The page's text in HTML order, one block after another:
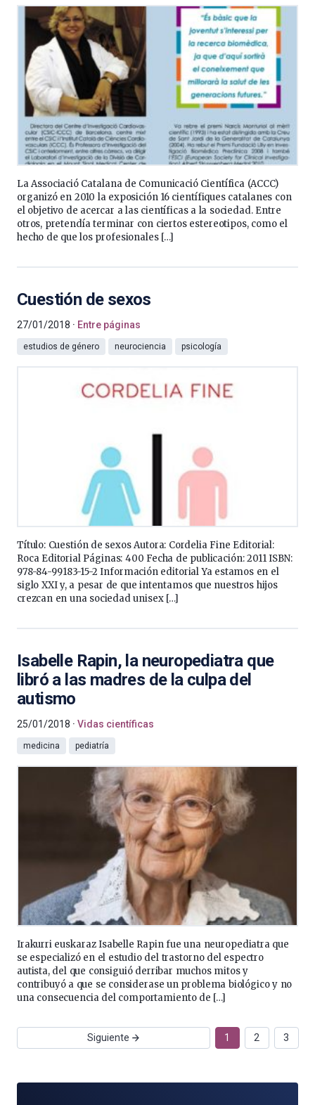
La Associació Catalana de Comunicació Científica (ACCC)
organizó en 2010 la exposición 16 científiques catalanes con
el objetivo de acercar a las científicas a la sociedad. Entre
otros, pretendía terminar con ciertos estereotipos, como el
hecho de que los profesionales […]
Cuestión de sexos
27/01/2018 Entre páginas
estudios de género neurociencia psicología
Título: Cuestión de sexos Autora: Cordelia Fine Editorial:
Roca Editorial Páginas: 400 Fecha de publicación: 2011 ISBN:
978-84-99183-15-2 Información editorial Ya estamos en el
siglo XXI y, a pesar de que intentamos que nuestros hijos
crezcan en una sociedad unisex […]
Isabelle Rapin, la neuropediatra que
libró a las madres de la culpa del
autismo
25/01/2018 Vidas científicas
medicina pediatría
Irakurri euskaraz Isabelle Rapin fue una neuropediatra que
se especializó en el estudio del trastorno del espectro
autista, del que consiguió derribar muchos mitos y
contribuyó a que se considerase un problema biológico y no
una consecuencia del comportamiento de […]
Siguiente 1 2 3